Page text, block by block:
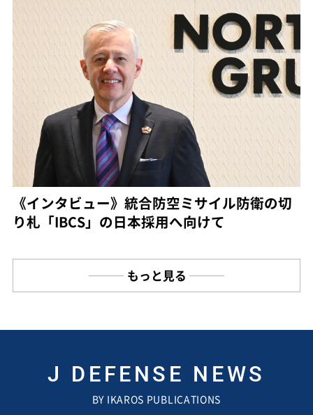
《インタビュー》統合防空ミサイル防衛の切
り札「IBCS」の日本採用へ向けて
もっと見る
J DEFENSE NEWS
BY IKAROS PUBLICATIONS